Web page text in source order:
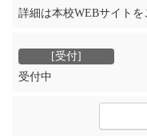
詳細は本校WEBサイトを
受付中